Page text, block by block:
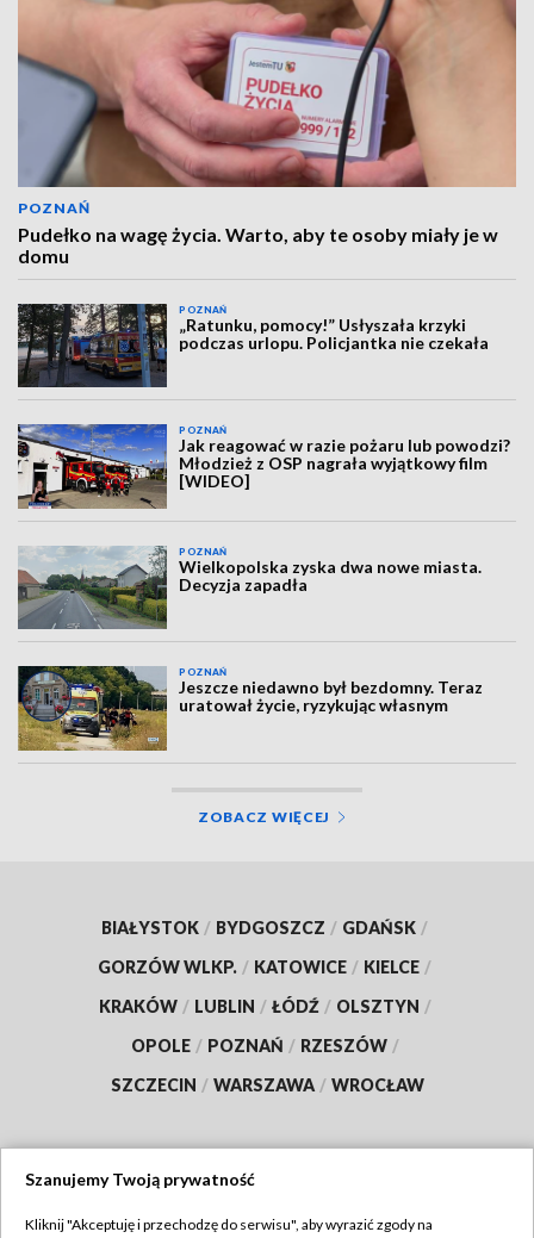
POZNAŃ
Pudełko na wagę życia. Warto, aby te osoby miały je w
domu
POZNAŃ
„Ratunku, pomocy!” Usłyszała krzyki
podczas urlopu. Policjantka nie czekała
POZNAŃ
Jak reagować w razie pożaru lub powodzi?
Młodzież z OSP nagrała wyjątkowy film
[WIDEO]
POZNAŃ
Wielkopolska zyska dwa nowe miasta.
Decyzja zapadła
POZNAŃ
Jeszcze niedawno był bezdomny. Teraz
uratował życie, ryzykując własnym
ZOBACZ WIĘCEJ
BIAŁYSTOK / BYDGOSZCZ / GDAŃSK /
GORZÓW WLKP. / KATOWICE / KIELCE /
KRAKÓW / LUBLIN / ŁÓDŹ / OLSZTYN /
OPOLE / POZNAŃ / RZESZÓW /
SZCZECIN / WARSZAWA / WROCŁAW
Szanujemy Twoją prywatność
Kliknij "Akceptuję i przechodzę do serwisu", aby wyrazić zgody na